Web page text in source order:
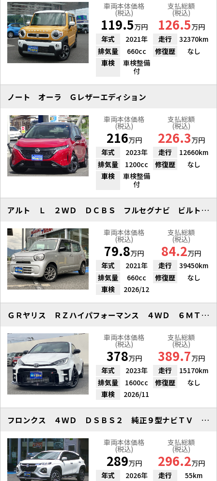
車両本体価格
(税込)
119.5万円
支払総額
(税込)
126.5万円
年式
2021年 走行
32370km
排気量
660cc 修復歴
なし
車検
車検整備
付
ノート オーラ Ｇレザーエディション
車両本体価格
(税込)
216万円
支払総額
(税込)
226.3万円
年式
2023年 走行
12660km
排気量
1200cc 修復歴
なし
車検
車検整備
付
アルト Ｌ ２ＷＤ ＤＣＢＳ フルセグナビ ビルトインＥＴＣ キーレスキー
車両本体価格
(税込)
79.8万円
支払総額
(税込)
84.2万円
年式
2021年 走行
39450km
排気量
660cc 修復歴
なし
車検
2026/12
ＧＲヤリス ＲＺハイパフォーマンス ４ＷＤ ６ＭＴ 純正８型ナビ
車両本体価格
(税込)
378万円
支払総額
(税込)
389.7万円
年式
2023年 走行
15170km
排気量
1600cc 修復歴
なし
車検
2026/11
フロンクス ４ＷＤ ＤＳＢＳ２ 純正９型ナビＴＶ 全方位カメラ
車両本体価格
(税込)
289万円
支払総額
(税込)
296.2万円
年式
2026年 走行
55km